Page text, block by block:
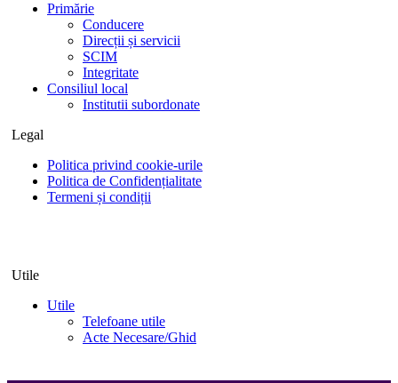
Primărie
Conducere
Direcții și servicii
SCIM
Integritate
Consiliul local
Institutii subordonate
Legal
Politica privind cookie-urile
Politica de Confidențialitate
Termeni și condiții
Utile
Utile
Telefoane utile
Acte Necesare/Ghid